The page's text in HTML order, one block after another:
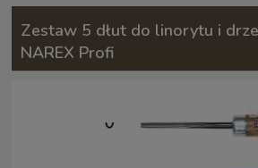
Zestaw 5 dłut do linorytu i
NAREX Profi